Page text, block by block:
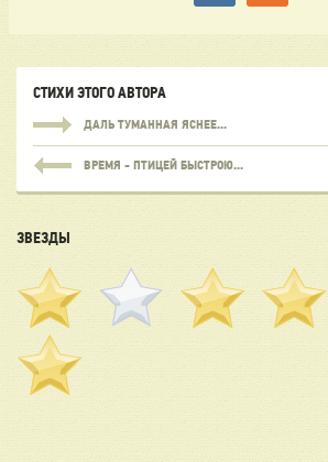
СТИХИ ЭТОГО АВТОРА
ДАЛЬ ТУМАННАЯ ЯСНЕЕ...
ВРЕМЯ - ПТИЦЕЙ БЫСТРОЮ...
ЗВЕЗДЫ